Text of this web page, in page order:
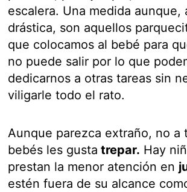
escalera. Una medida aunque,
drástica, son aquellos
que colocamos al bebé para
no puede salir por lo que
dedicarnos a otras tareas sin
viligarle todo el rato.
Aunque parezca extraño, no a
bebés les gusta trepar. Hay
prestan la menor atención en
estén fuera de su alcance